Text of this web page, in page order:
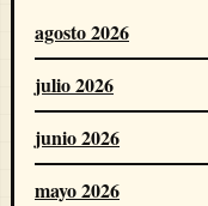
agosto 2026
julio 2026
junio 2026
mayo 2026